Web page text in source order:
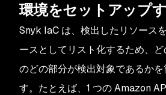
環境をセットアップ
Snyk IaC は、検出したリソース
ースとしてリスト化するため、
のどの部分が検出対象であるかを
す。たとえば、1 つの Amazon